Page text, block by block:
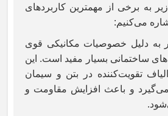
به برخی از مهمترین کاربردهای
می‌کنیم:
به دلیل خصوصیات مکانیکی قوی
ساختمانی بسیار مفید است. این
تقویت‌کننده در بتن و سیمان
می‌گیرد و باعث افزایش مقاومت و